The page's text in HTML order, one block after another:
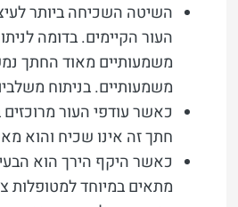
השיטה השכיחה ביותר
העור הקיימים. בדומה
משמעותיים מאוד החתך
משמעותיים. בניתוח
כאשר עודפי העור
חתך זה אינו שכיח והוא
כאשר היקף הירך הוא
מתאים במיוחד למטופלות